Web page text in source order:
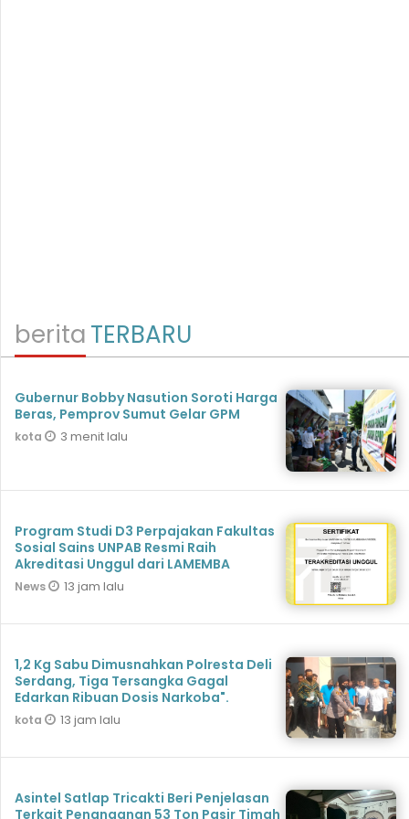
beritaTERBARU
Gubernur Bobby Nasution Soroti Harga
Beras, Pemprov Sumut Gelar GPM
kota 3 menit lalu
Program Studi D3 Perpajakan Fakultas
Sosial Sains UNPAB Resmi Raih
Akreditasi Unggul dari LAMEMBA
News 13 jam lalu
1,2 Kg Sabu Dimusnahkan Polresta Deli
Serdang, Tiga Tersangka Gagal
Edarkan Ribuan Dosis Narkoba".
kota 13 jam lalu
Asintel Satlap Tricakti Beri Penjelasan
Terkait Penanganan 53 Ton Pasir Timah